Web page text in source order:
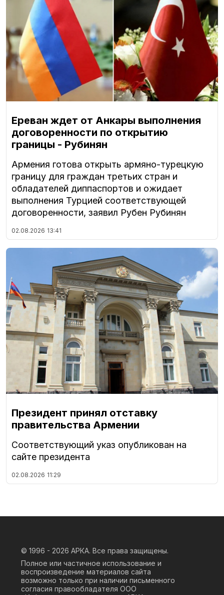
Ереван ждет от Анкары выполнения
договоренности по открытию
границы - Рубинян
Армения готова открыть армяно-турецкую
границу для граждан третьих стран и
обладателей диппаспортов и ожидает
выполнения Турцией соответствующей
договоренности, заявил Рубен Рубинян
02.08.2026 13:41
Президент принял отставку
правительства Армении
Соответствующий указ опубликован на
сайте президента
02.08.2026 11:29
© 1996 - 2026 АРКА. Все права защищены.
Полное или частичное использование и
воспроизведение материалов сайта
возможно только при наличии письменного
согласия правообладателя ООО